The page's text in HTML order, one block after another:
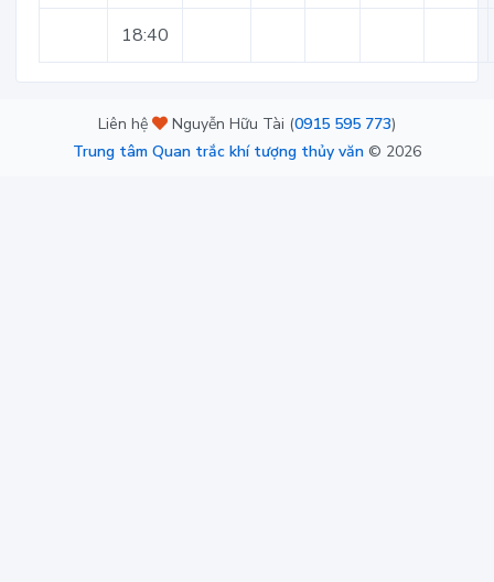
18:40
Liên hệ Nguyễn Hữu Tài (0915 595 773)
Trung tâm Quan trắc khí tượng thủy văn © 2026